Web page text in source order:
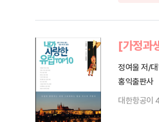
[가정과
정여울 저/
홍익출판사
대한항공이